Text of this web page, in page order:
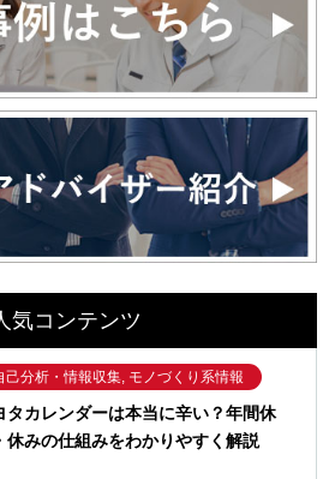
気コンテンツ
己分析・情報収集, モノづくり系情報
タカレンダーは本当に辛い？年間休
休みの仕組みをわかりやすく解説